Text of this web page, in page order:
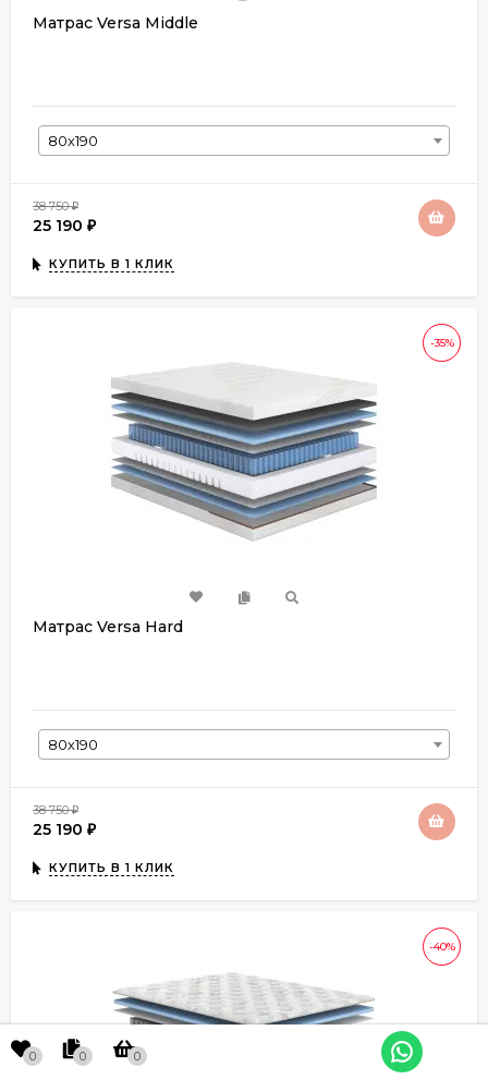
Матрас Versa Middle
80х190
38 750₽
25 190 ₽
КУПИТЬ В 1 КЛИК
-35%
Матрас Versa Hard
80х190
38 750₽
25 190 ₽
КУПИТЬ В 1 КЛИК
-40%
0 0 0